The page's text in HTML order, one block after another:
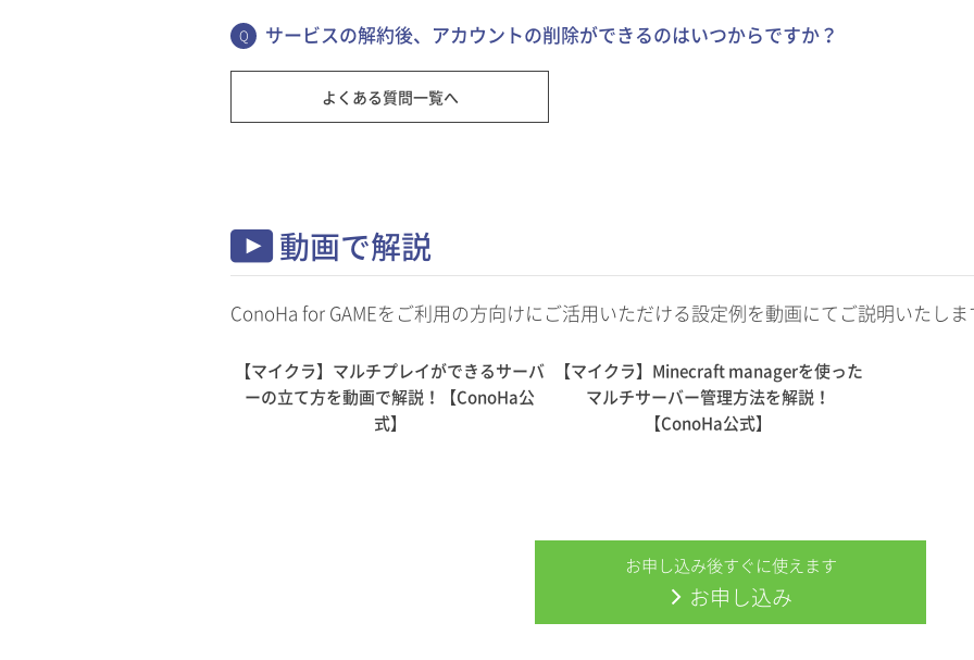
サービスの解約後、アカウントの削除ができるのはいつからですか？
よくある質問一覧へ
動画で解説
ConoHa for GAMEをご利用の方向けにご活用いただける設定例を動画にてご説明いたし
【マイクラ】マルチプレイができるサーバ
ーの立て方を動画で解説！【ConoHa公
式】
【マイクラ】Minecraft managerを使った
マルチサーバー管理方法を解説！
【ConoHa公式】
お申し込み後すぐに使えます
お申し込み